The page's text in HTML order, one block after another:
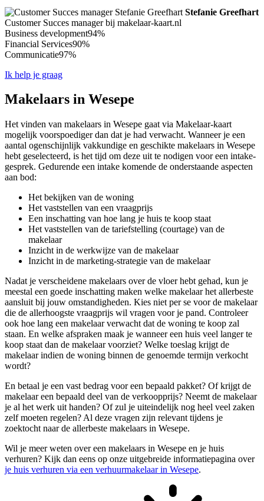
Stefanie Greefhart
Customer Succes manager bij makelaar-kaart.nl
Business development94%
Financial Services90%
Communicatie97%
Ik help je graag
Makelaars in Wesepe
Het vinden van makelaars in Wesepe gaat via Makelaar-kaart
mogelijk voorspoediger dan dat je had verwacht. Wanneer je een
aantal ogenschijnlijk vakkundige en geschikte makelaars in Wesepe
hebt geselecteerd, is het tijd om deze uit te nodigen voor een intake-
gesprek. Gedurende een intake komende de onderstaande aspecten
aan bod:
Het bekijken van de woning
Het vaststellen van een vraagprijs
Een inschatting van hoe lang je huis te koop staat
Het vaststellen van de tariefstelling (courtage) van de
makelaar
Inzicht in de werkwijze van de makelaar
Inzicht in de marketing-strategie van de makelaar
Nadat je verscheidene makelaars over de vloer hebt gehad, kun je
meestal een goede inschatting maken welke makelaar het allerbeste
aansluit bij jouw omstandigheden. Kies niet per se voor de makelaar
die de allerhoogste vraagprijs wil vragen voor je pand. Controleer
ook hoe lang een makelaar verwacht dat de woning te koop zal
staan. En welke afspraken maak je wanneer een huis veel langer te
koop staat dan de makelaar voorziet? Welke toeslag krijgt de
makelaar indien de woning binnen de genoemde termijn verkocht
wordt?
En betaal je een vast bedrag voor een bepaald pakket? Of krijgt de
makelaar een bepaald deel van de verkoopprijs? Neemt de makelaar
je al het werk uit handen? Of zul je uiteindelijk nog heel veel zaken
zelf moeten regelen? Al deze vragen zijn relevant tijdens je
zoektocht naar de allerbeste makelaars in Wesepe.
Wil je meer weten over een makelaars in Wesepe en je huis
verhuren? Kijk dan eens op onze uitgebreide informatiepagina over
je huis verhuren via een verhuurmakelaar in Wesepe.